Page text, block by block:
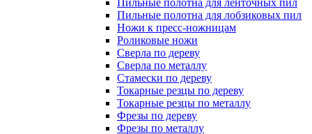
Пильные полотна для ленточных пил
Пильные полотна для лобзиковых пил
Ножи к пресс-ножницам
Роликовые ножи
Сверла по дереву
Сверла по металлу
Стамески по дереву
Токарные резцы по дереву
Токарные резцы по металлу
Фрезы по дереву
Фрезы по металлу